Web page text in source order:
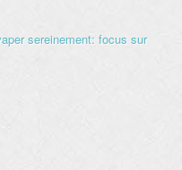
sereinement: focus sur